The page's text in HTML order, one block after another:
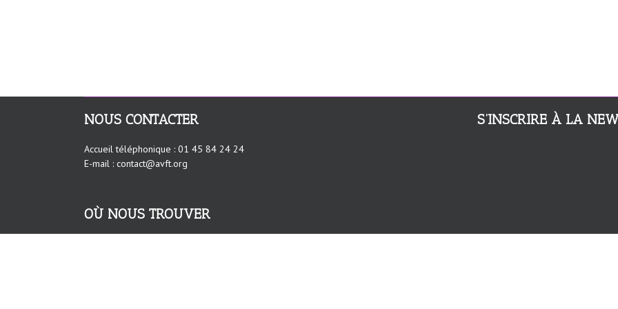
NOUS CONTACTER
Accueil téléphonique : 01 45 84 24 24
E-mail : contact@avft.org
OÙ NOUS TROUVER
S’INSCRIRE À LA